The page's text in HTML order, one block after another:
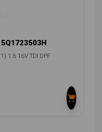
5Q1723503H
1.6 16V TDI DPF